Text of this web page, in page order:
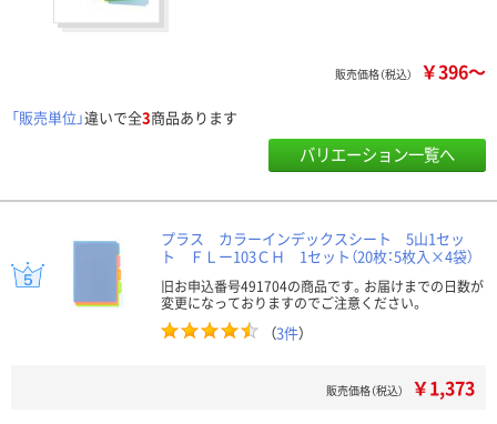
販売価格（税込） ￥396～
「販売単位」違いで全3商品あります
バリエーション一覧へ
プラス カラーインデックスシート 5山1セッ
ト ＦＬー103ＣＨ 1セット（20枚：5枚入×4袋）
旧お申込番号491704の商品です。お届けまでの日数が
変更になっておりますのでご注意ください。
（3件）
販売価格（税込） ￥1,373